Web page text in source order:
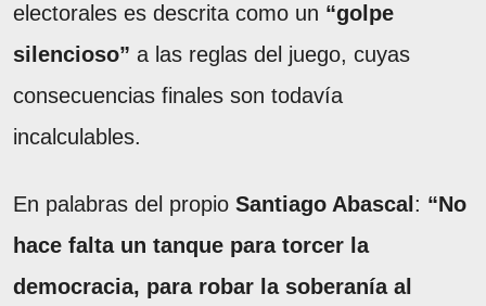
electorales es descrita como un “golpe
silencioso” a las reglas del juego, cuyas
consecuencias finales son todavía
incalculables.
En palabras del propio Santiago Abascal : “No
hace falta un tanque para torcer la
democracia, para robar la soberanía al